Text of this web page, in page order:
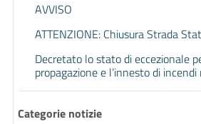
AVVISO
ATTENZIONE: Chiusura Strada
Decretato lo stato di eccezionale
propagazione e l’innesto di
Categorie notizie